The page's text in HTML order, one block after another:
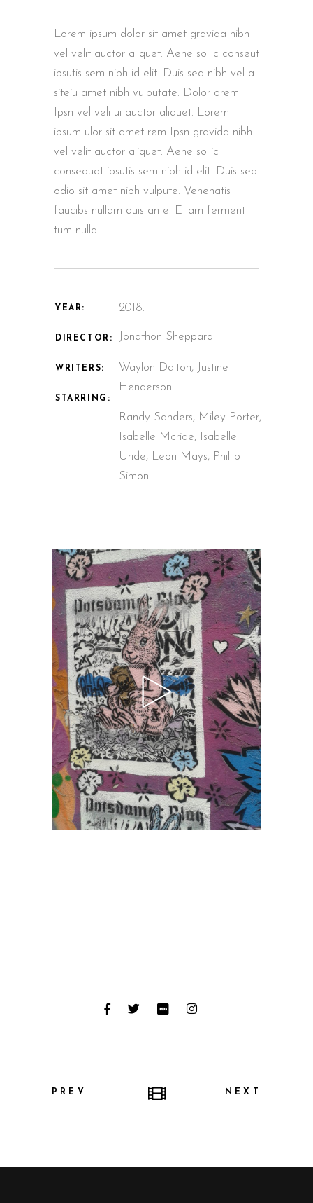
Lorem ipsum dolor sit amet gravida nibh
vel velit auctor aliquet. Aene sollic conseut
ipsutis sem nibh id elit. Duis sed nibh vel a
siteiu amet nibh vulputate. Dolor orem
Ipsn vel velitui auctor aliquet. Lorem
ipsum ulor sit amet rem Ipsn gravida nibh
vel velit auctor aliquet. Aene sollic
consequat ipsutis sem nibh id elit. Duis sed
odio sit amet nibh vulpute. Venenatis
faucibs nullam quis ante. Etiam ferment
tum nulla.
YEAR:
DIRECTOR:
WRITERS:
STARRING:
2018.
Jonathon Sheppard
Waylon Dalton, Justine
Henderson.
Randy Sanders, Miley Porter,
Isabelle Mcride, Isabelle
Uride, Leon Mays, Phillip
Simon
PREV NEXT